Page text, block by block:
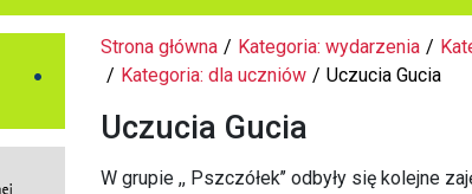
Strona główna Kategoria: wydarzenia
Kategoria: dla uczniów
Uczucia Gucia
Uczucia Gucia
W grupie ,, Pszczółek’’ odbyły się kolejne